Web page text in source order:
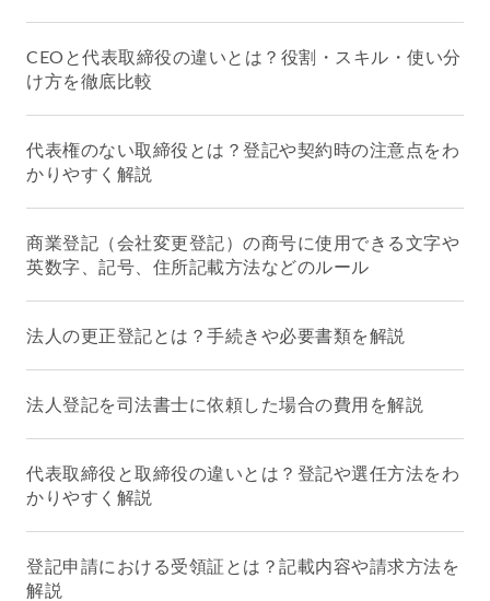
CEOと代表取締役の違いとは？役割・スキル・使い分
け方を徹底比較
代表権のない取締役とは？登記や契約時の注意点をわ
かりやすく解説
商業登記（会社変更登記）の商号に使用できる文字や
英数字、記号、住所記載方法などのルール
法人の更正登記とは？手続きや必要書類を解説
法人登記を司法書士に依頼した場合の費用を解説
代表取締役と取締役の違いとは？登記や選任方法をわ
かりやすく解説
登記申請における受領証とは？記載内容や請求方法を
解説